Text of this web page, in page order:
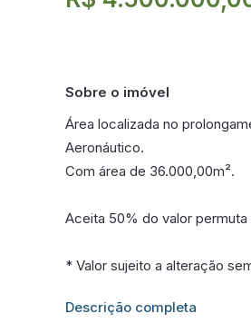
Sobre o imóvel
Área localizada no
Aeronáutico.
Com área de 36.000,00m².
Aceita 50% do valor
* Valor sujeito a alteração
Informações adicionais
Descrição completa